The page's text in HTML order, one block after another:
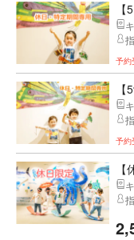
予約
予約